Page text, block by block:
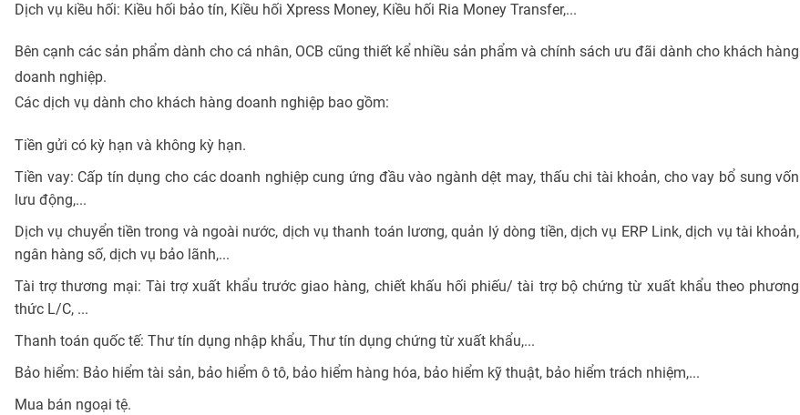
Dịch vụ kiều hối: Kiều hối bảo tín, Kiều hối Xpress Money, Kiều hối Ria Money Transfer,...
Bên cạnh các sản phẩm dành cho cá nhân, OCB cũng thiết kể nhiều sản phẩm và chính sách ưu đãi dành cho khách hàng
doanh nghiệp.
Các dịch vụ dành cho khách hàng doanh nghiệp bao gồm:
Tiền gửi có kỳ hạn và không kỳ hạn.
Tiền vay: Cấp tín dụng cho các doanh nghiệp cung ứng đầu vào ngành dệt may, thấu chi tài khoản, cho vay bổ sung vốn
lưu động,...
Dịch vụ chuyển tiền trong và ngoài nước, dịch vụ thanh toán lương, quản lý dòng tiền, dịch vụ ERP Link, dịch vụ tài khoản,
ngân hàng số, dịch vụ bảo lãnh,...
Tài trợ thương mại: Tài trợ xuất khẩu trước giao hàng, chiết khấu hối phiếu/ tài trợ bộ chứng từ xuất khẩu theo phương
thức L/C, ...
Thanh toán quốc tế: Thư tín dụng nhập khẩu, Thư tín dụng chứng từ xuất khẩu,...
Bảo hiểm: Bảo hiểm tài sản, bảo hiểm ô tô, bảo hiểm hàng hóa, bảo hiểm kỹ thuật, bảo hiểm trách nhiệm,...
Mua bán ngoại tệ.